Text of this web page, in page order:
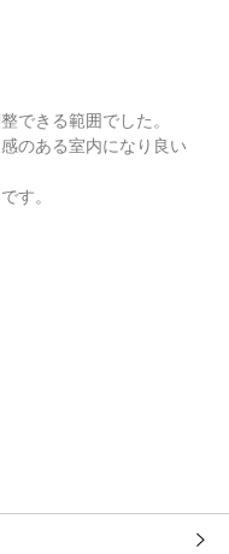
できる範囲でした。
のある室内になり良い
す。